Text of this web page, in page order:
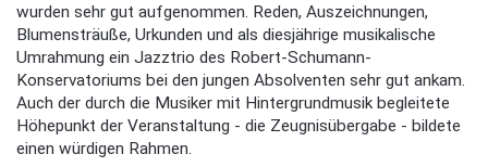
wurden sehr gut aufgenommen. Reden, Auszeichnungen,
Blumensträuße, Urkunden und als diesjährige musikalische
Umrahmung ein Jazztrio des Robert-Schumann-
Konservatoriums bei den jungen Absolventen sehr gut ankam.
Auch der durch die Musiker mit Hintergrundmusik begleitete
Höhepunkt der Veranstaltung - die Zeugnisübergabe - bildete
einen würdigen Rahmen.